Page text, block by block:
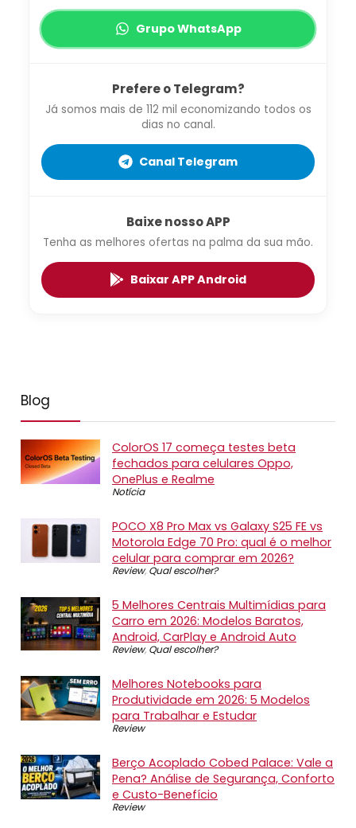
Grupo WhatsApp
Prefere o Telegram?
Já somos mais de 112 mil economizando todos os
dias no canal.
Canal Telegram
Baixe nosso APP
Tenha as melhores ofertas na palma da sua mão.
Baixar APP Android
Blog
ColorOS 17 começa testes beta
fechados para celulares Oppo,
OnePlus e Realme
Notícia
POCO X8 Pro Max vs Galaxy S25 FE vs
Motorola Edge 70 Pro: qual é o melhor
celular para comprar em 2026?
Review, Qual escolher?
5 Melhores Centrais Multimídias para
Carro em 2026: Modelos Baratos,
Android, CarPlay e Android Auto
Review, Qual escolher?
Melhores Notebooks para
Produtividade em 2026: 5 Modelos
para Trabalhar e Estudar
Review
Berço Acoplado Cobed Palace: Vale a
Pena? Análise de Segurança, Conforto
e Custo-Benefício
Review